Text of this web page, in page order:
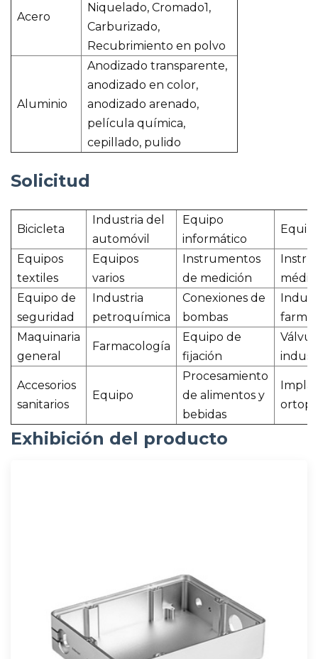
Acero
Niquelado, Cromado1,
Carburizado,
Recubrimiento en polvo
Aluminio
Anodizado transparente,
anodizado en color,
anodizado arenado,
película química,
cepillado, pulido
Solicitud
Bicicleta
Industria del
automóvil
Equipo
informático
Equipos
textiles
Equipos
varios
Instrumentos
de medición
Equipo de
seguridad
Industria
petroquímica
Conexiones de
bombas
Maquinaria
general
Farmacología
Equipo de
fijación
Accesorios
sanitarios
Equipo
Procesamiento
de alimentos y
bebidas
Exhibición del producto